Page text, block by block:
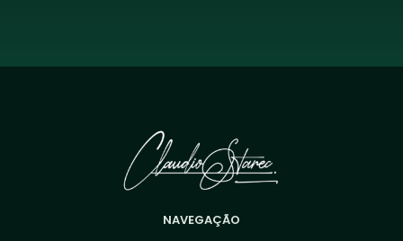
NAVEGAÇÃO